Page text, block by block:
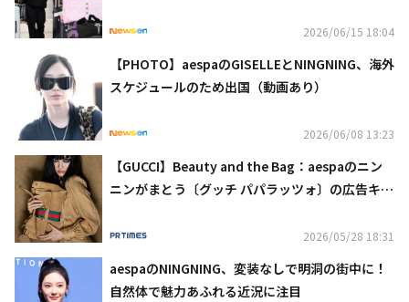
2026/06/15 18:04
【PHOTO】aespaのGISELLEとNINGNING、海外
スケジュールのため出国（動画あり）
2026/06/08 13:23
【GUCCI】Beauty and the Bag：aespaのニン
ニンがまとう〔グッチ パパラッツォ〕の広告キャ
2026/05/28 18:31
aespaのNINGNING、変装なしで明洞の街中に！
自然体で魅力あふれる近況に注目